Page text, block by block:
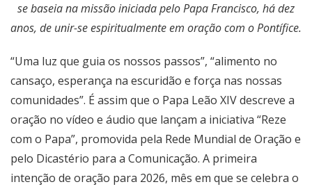
se baseia na missão iniciada pelo Papa Francisco, há dez
anos, de unir-se espiritualmente em oração com o Pontífice.
“Uma luz que guia os nossos passos”, “alimento no
cansaço, esperança na escuridão e força nas nossas
comunidades”. É assim que o Papa Leão XIV descreve a
oração no vídeo e áudio que lançam a iniciativa “Reze
com o Papa”, promovida pela Rede Mundial de Oração e
pelo Dicastério para a Comunicação. A primeira
intenção de oração para 2026, mês em que se celebra o